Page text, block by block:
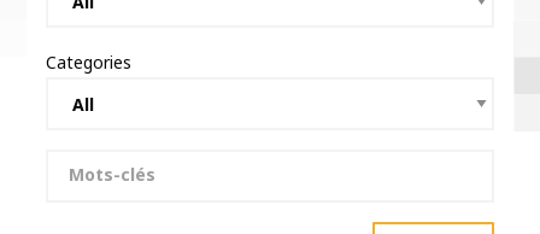
Categories
Keywords